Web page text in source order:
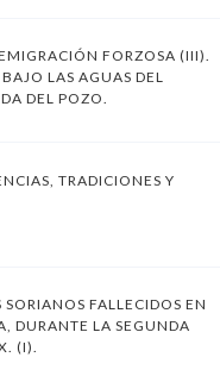
FORZOSA (III).
LAS AGUAS DEL
DEL POZO.
TRADICIONES Y
SORIANOS FALLECIDOS EN
DURANTE LA SEGUNDA
(I).